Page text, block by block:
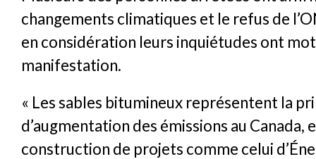
changements climatiques et le refus de
en considération leurs inquiétudes ont
manifestation.
« Les sables bitumineux représentent la
d’augmentation des émissions au Canada,
construction de projets comme celui